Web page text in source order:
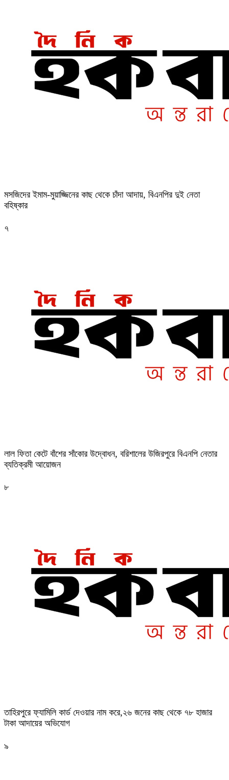
মসজিদের ইমাম-মুয়াজ্জিনের কাছ থেকে চাঁদা আদায়, বিএনপির দুই নেতা
বহিষ্কার
৭
‎লাল ফিতা কেটে বাঁশের সাঁকোর উদ্বোধন, বরিশালের উজিরপুরে বিএনপি নেতার
ব্যতিক্রমী আয়োজন
৮
তাহিরপুরে ফ্যামিলি কার্ড দেওয়ার নাম করে,২৬ জনের কাছ থেকে ৭৮ হাজার
টাকা আদায়ের অভিযোগ
৯